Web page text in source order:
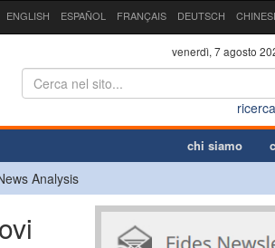
ENGLISH ESPAÑOL FRANÇAIS DEUTSCH
venerdì, 7 agosto
chi siamo
Analysis